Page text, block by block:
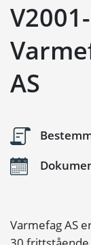
AS
Varmefag AS